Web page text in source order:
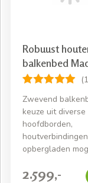
Robuust
balkenbed
Zwevend
keuze uit diverse
hoofdborden,
opbergladen
2.599,-